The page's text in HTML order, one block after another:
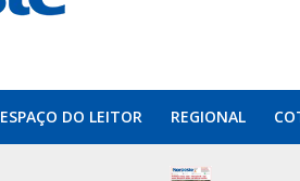
ESPAÇO DO LEITOR REGIONAL